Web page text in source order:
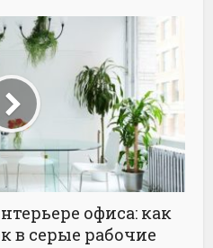
офиса: как
в серые рабочие